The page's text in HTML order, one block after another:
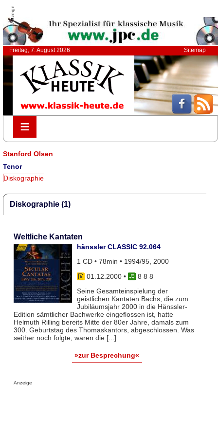
Anzeige
Freitag, 7. August 2026 Sitemap
≡
≡
Stanford Olsen
Tenor
Diskographie
Diskographie (1)
Weltliche Kantaten
hänssler CLASSIC 92.064
1 CD • 78min • 1994/95, 2000
01.12.2000•
8 8 8
Seine Gesamteinspielung der
geistlichen Kantaten Bachs, die zum
Jubiläumsjahr 2000 in die Hänssler-
Edition sämtlicher Bachwerke eingeflossen ist, hatte
Helmuth Rilling bereits Mitte der 80er Jahre, damals zum
300. Geburtstag des Thomaskantors, abgeschlossen. Was
seither noch folgte, waren die [...]
»zur Besprechung«
Anzeige